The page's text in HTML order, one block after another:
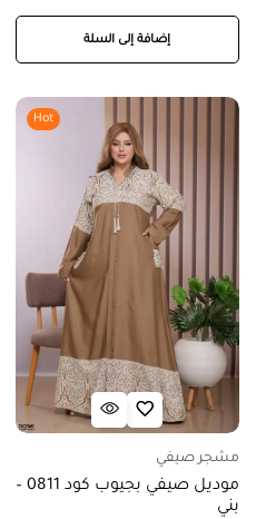
إضافة إلى السلة
Hot
مشجر صيفي
موديل صيفي بجيوب كود 0811 –
بني